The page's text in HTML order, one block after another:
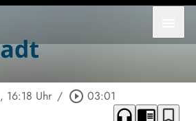
, 16:18 Uhr / play_circle_outline 03:01
headphones chrome_reader_mode bookmark_border